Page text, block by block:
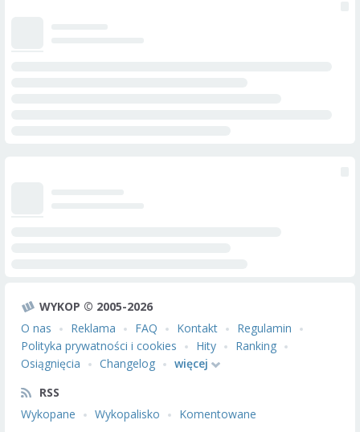
WYKOP © 2005-2026
O nas
Reklama FAQ Kontakt
Regulamin
Polityka prywatności i cookies
Hity
Ranking
Osiągnięcia
Changelog
więcej
RSS
Wykopane
Wykopalisko Komentowane